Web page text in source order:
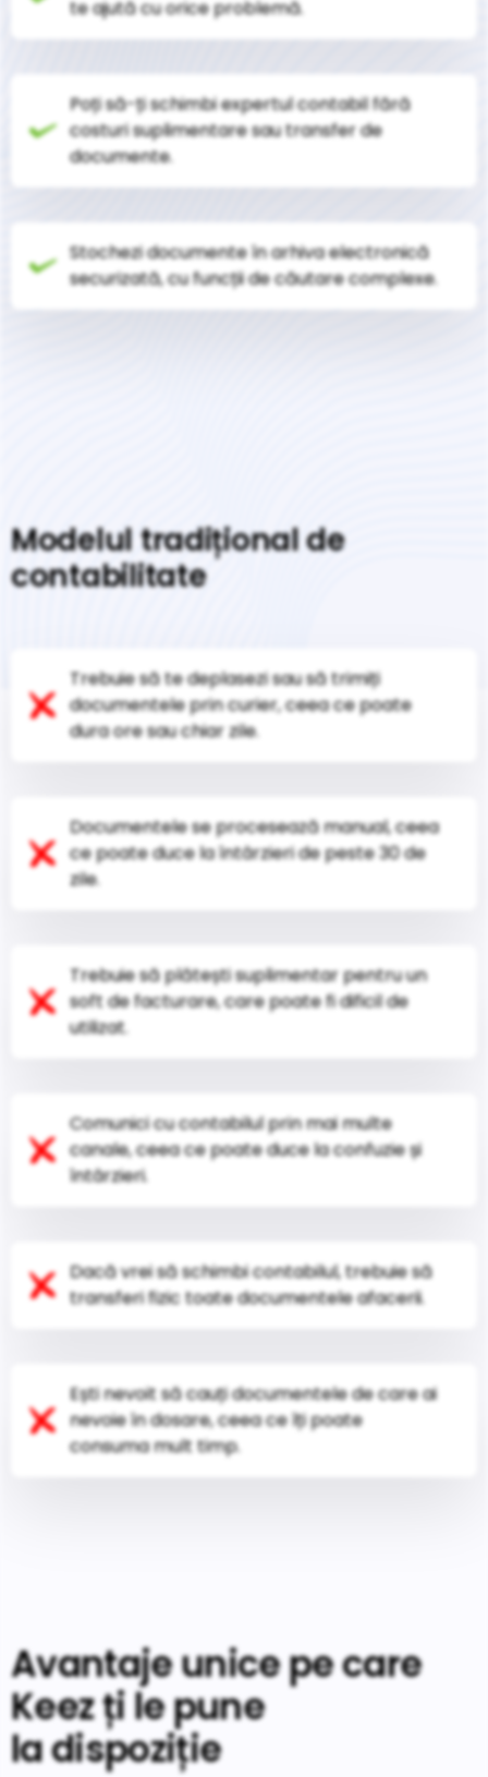
te ajută cu orice problemă.
Poți să-ți schimbi expertul contabil fără
costuri suplimentare sau transfer de
documente.
Stochezi documente în arhiva electronică
securizată, cu funcții de căutare complexe.
Modelul tradițional de
contabilitate
Trebuie să te deplasezi sau să trimiți
documentele prin curier, ceea ce poate
dura ore sau chiar zile.
Documentele se procesează manual, ceea
ce poate duce la întârzieri de peste 30 de
zile.
Trebuie să plătești suplimentar pentru un
soft de facturare, care poate fi dificil de
utilizat.
Comunici cu contabilul prin mai multe
canale, ceea ce poate duce la confuzie și
întârzieri.
Dacă vrei să schimbi contabilul, trebuie să
transferi fizic toate documentele afacerii.
Ești nevoit să cauți documentele de care ai
nevoie în dosare, ceea ce îți poate
consuma mult timp.
Avantaje unice pe care
Keez ți le pune
la dispoziție